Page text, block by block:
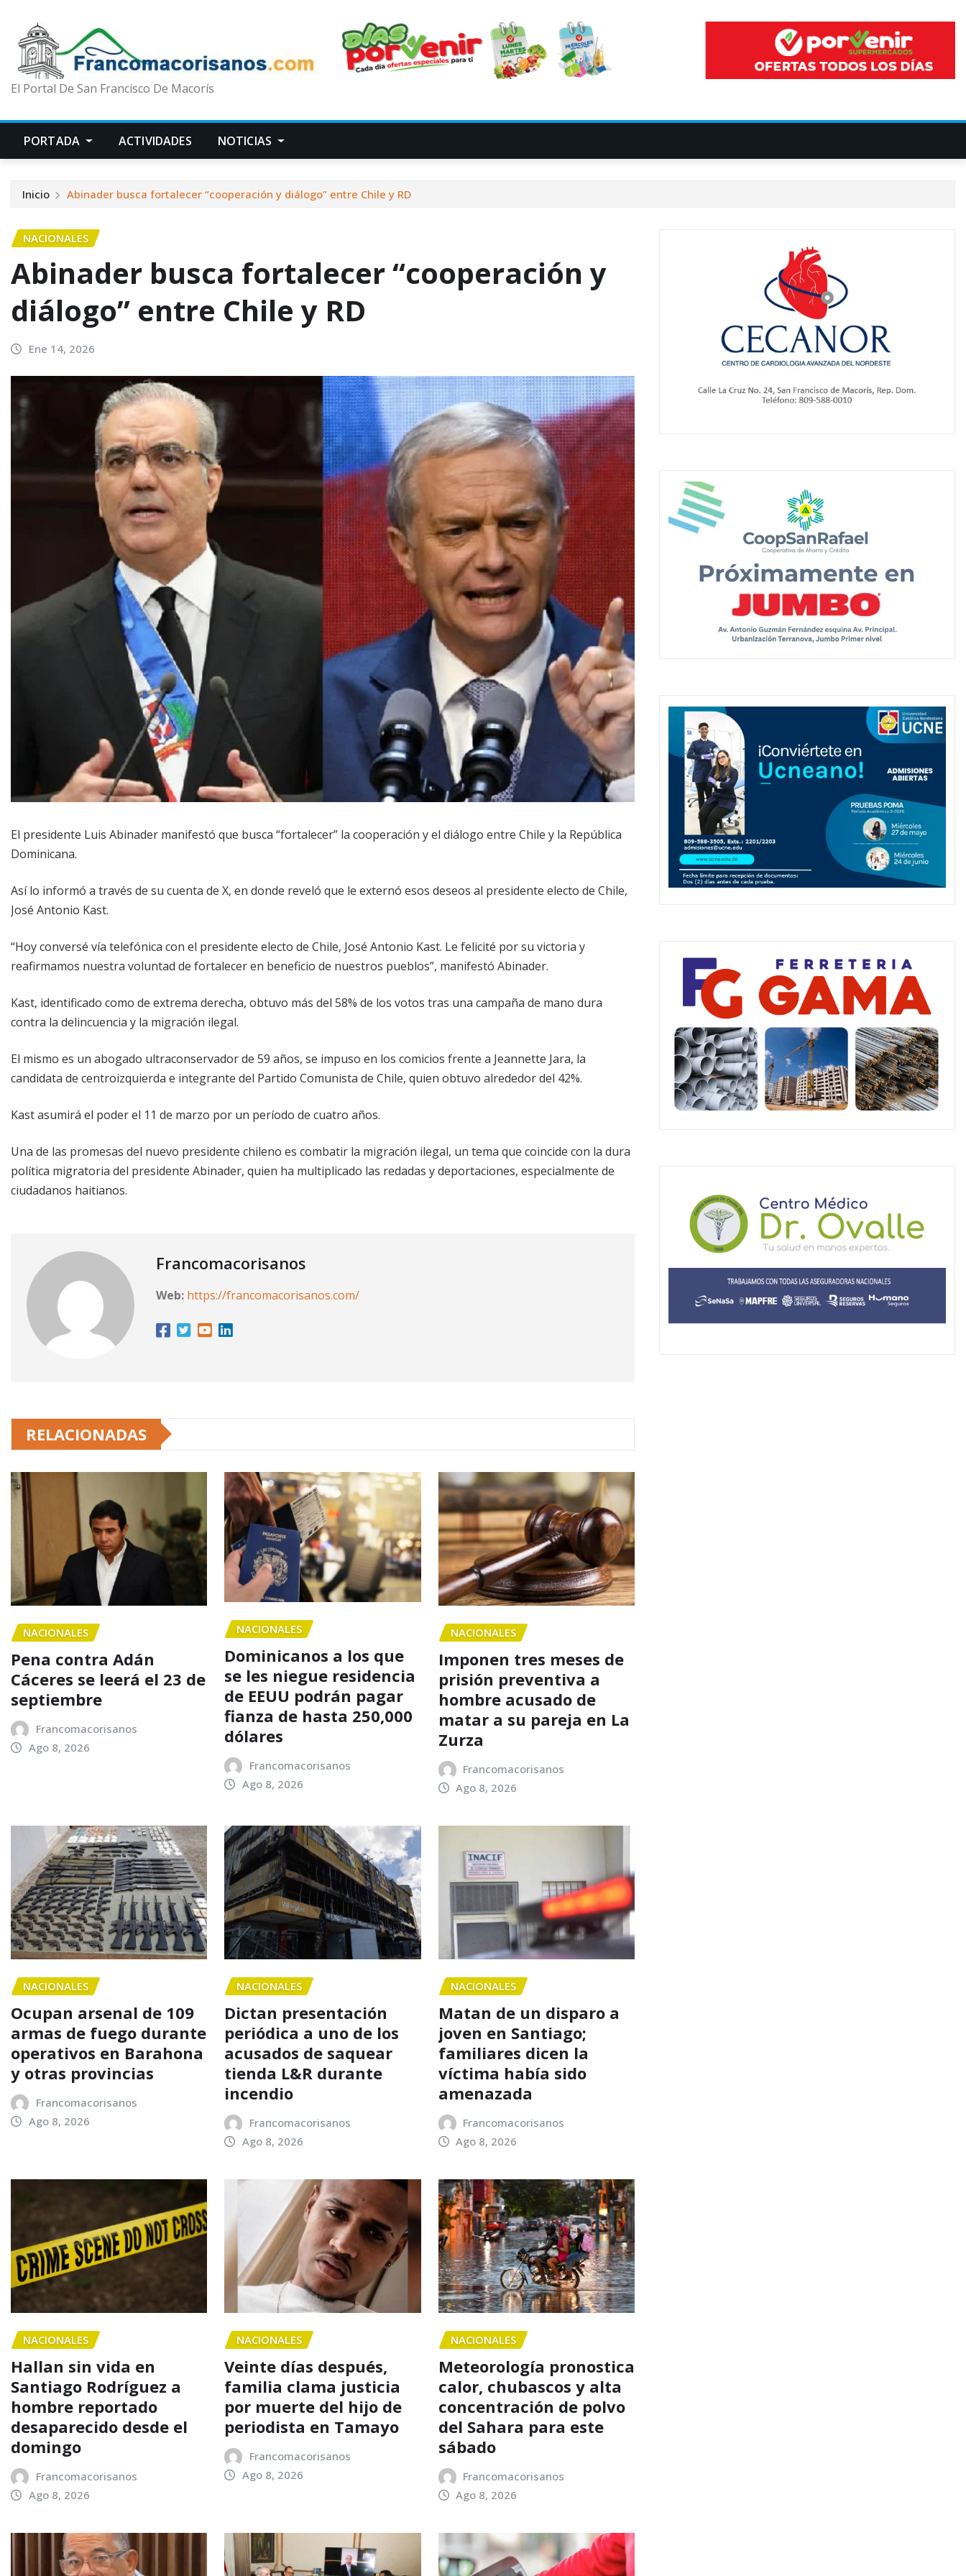
El Portal De San Francisco De Macorís
PORTADA ACTIVIDADES NOTICIAS
Inicio Abinader busca fortalecer “cooperación y diálogo” entre Chile y RD
NACIONALES
Abinader busca fortalecer “cooperación y
diálogo” entre Chile y RD
Ene 14, 2026
El presidente Luis Abinader manifestó que busca “fortalecer” la cooperación y el diálogo entre Chile y la República
Dominicana.
Así lo informó a través de su cuenta de X, en donde reveló que le externó esos deseos al presidente electo de Chile,
José Antonio Kast.
“Hoy conversé vía telefónica con el presidente electo de Chile, José Antonio Kast. Le felicité por su victoria y
reafirmamos nuestra voluntad de fortalecer en beneficio de nuestros pueblos”, manifestó Abinader.
Kast, identificado como de extrema derecha, obtuvo más del 58% de los votos tras una campaña de mano dura
contra la delincuencia y la migración ilegal.
El mismo es un abogado ultraconservador de 59 años, se impuso en los comicios frente a Jeannette Jara, la
candidata de centroizquierda e integrante del Partido Comunista de Chile, quien obtuvo alrededor del 42%.
Kast asumirá el poder el 11 de marzo por un período de cuatro años.
Una de las promesas del nuevo presidente chileno es combatir la migración ilegal, un tema que coincide con la dura
política migratoria del presidente Abinader, quien ha multiplicado las redadas y deportaciones, especialmente de
ciudadanos haitianos.
Francomacorisanos
Web: https://francomacorisanos.com/
RELACIONADAS
NACIONALES
Pena contra Adán
Cáceres se leerá el 23 de
septiembre
Francomacorisanos
Ago 8, 2026
NACIONALES
Dominicanos a los que
se les niegue residencia
de EEUU podrán pagar
fianza de hasta 250,000
dólares
Francomacorisanos
Ago 8, 2026
NACIONALES
Imponen tres meses de
prisión preventiva a
hombre acusado de
matar a su pareja en La
Zurza
Francomacorisanos
Ago 8, 2026
NACIONALES
Ocupan arsenal de 109
armas de fuego durante
operativos en Barahona
y otras provincias
Francomacorisanos
Ago 8, 2026
NACIONALES
Dictan presentación
periódica a uno de los
acusados de saquear
tienda L&R durante
incendio
Francomacorisanos
Ago 8, 2026
NACIONALES
Matan de un disparo a
joven en Santiago;
familiares dicen la
víctima había sido
amenazada
Francomacorisanos
Ago 8, 2026
NACIONALES
Hallan sin vida en
Santiago Rodríguez a
hombre reportado
desaparecido desde el
domingo
Francomacorisanos
Ago 8, 2026
NACIONALES
Veinte días después,
familia clama justicia
por muerte del hijo de
periodista en Tamayo
Francomacorisanos
Ago 8, 2026
NACIONALES
Meteorología pronostica
calor, chubascos y alta
concentración de polvo
del Sahara para este
sábado
Francomacorisanos
Ago 8, 2026